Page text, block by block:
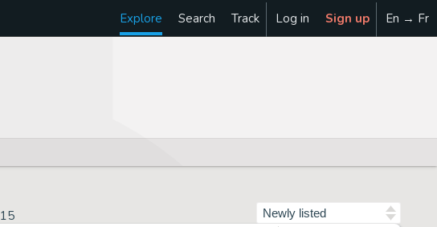
Explore Search Track Log in Sign up En → Fr
15